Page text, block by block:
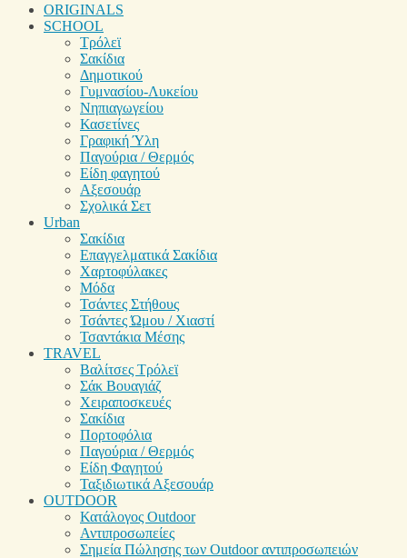
ORIGINALS
SCHOOL
Τρόλεϊ
Σακίδια
Δημοτικού
Γυμνασίου-Λυκείου
Νηπιαγωγείου
Κασετίνες
Γραφική Ύλη
Παγούρια / Θερμός
Είδη φαγητού
Αξεσουάρ
Σχολικά Σετ
Urban
Σακίδια
Επαγγελματικά Σακίδια
Χαρτοφύλακες
Μόδα
Τσάντες Στήθους
Τσάντες Ώμου / Χιαστί
Τσαντάκια Μέσης
TRAVEL
Βαλίτσες Τρόλεϊ
Σάκ Βουαγιάζ
Χειραποσκευές
Σακίδια
Πορτοφόλια
Παγούρια / Θερμός
Είδη Φαγητού
Ταξιδιωτικά Αξεσουάρ
OUTDOOR
Κατάλογος Outdoor
Αντιπροσωπείες
Σημεία Πώλησης των Outdoor αντιπροσωπειών